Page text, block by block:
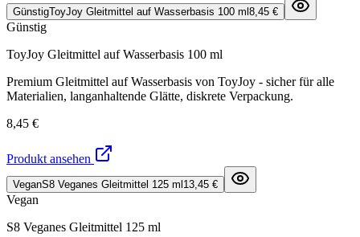
GünstigToyJoy Gleitmittel auf Wasserbasis 100 ml 8,45 €
Günstig
ToyJoy Gleitmittel auf Wasserbasis 100 ml
Premium Gleitmittel auf Wasserbasis von ToyJoy - sicher für alle
Materialien, langanhaltende Glätte, diskrete Verpackung.
8,45 €
Produkt ansehen
VeganS8 Veganes Gleitmittel 125 ml 13,45 €
Vegan
S8 Veganes Gleitmittel 125 ml